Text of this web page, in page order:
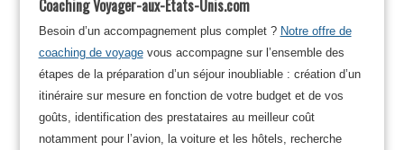
Coaching Voyager-aux-Etats-Unis.com
Besoin d’un accompagnement plus complet ? Notre offre de
coaching de voyagevous accompagne sur l’ensemble des
étapes de la préparation d’un séjour inoubliable : création d’un
itinéraire sur mesure en fonction de votre budget et de vos
goûts, identification des prestataires au meilleur coût
notamment pour l’avion, la voiture et les hôtels, recherche